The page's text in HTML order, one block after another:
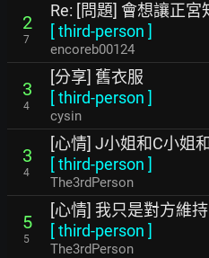
2
7
Re: [問題] 會想讓正宮
[third-person ]
encoreb00124
3
4
[分享] 舊衣服
[third-person ]
cysin
3
4
[心情] J小姐和C小姐
[third-person ]
The3rdPerson
5
5
[心情] 我只是對方維
[third-person ]
The3rdPerson